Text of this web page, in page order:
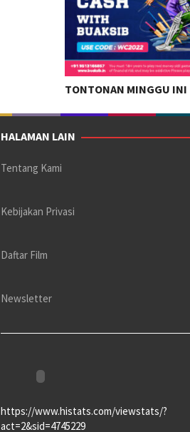
TONTONAN MINGGU INI
HALAMAN LAIN
Tentang Kami
Kebijakan Privasi
Daftar Film
Newsletter
https://www.histats.com/viewstats/?
act=2&sid=4745229